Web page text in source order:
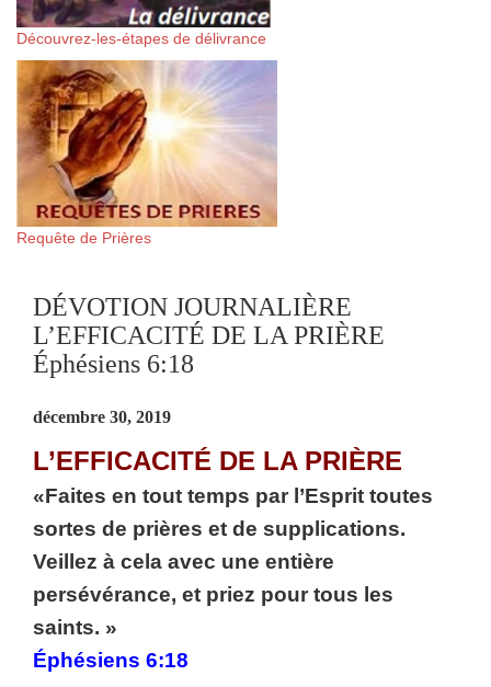
Découvrez-les-étapes de délivrance
Requête de Prières
DÉVOTION JOURNALIÈRE
L’EFFICACITÉ DE LA PRIÈRE
Éphésiens 6:18
décembre 30, 2019
L’EFFICACITÉ DE LA PRIÈRE
«Faites en tout temps par l’Esprit toutes
sortes de prières et de supplications.
Veillez à cela avec une entière
persévérance, et priez pour tous les
saints. »
Éphésiens 6:18